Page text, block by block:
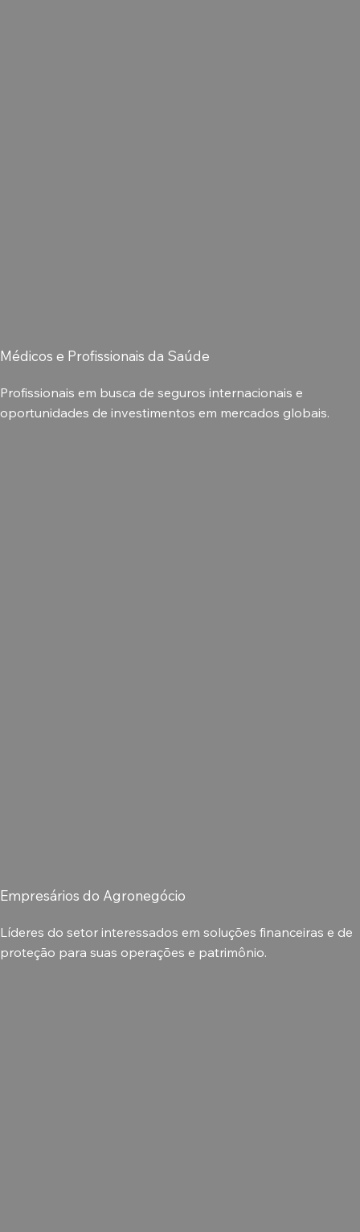
Profissionais em busca de seguros internacionais e
oportunidades de investimentos em mercados globais.
Médicos e Profissionais da Saúde
Líderes do setor interessados em soluções financeiras e de
proteção para suas operações e patrimônio.
Empresários do Agronegócio